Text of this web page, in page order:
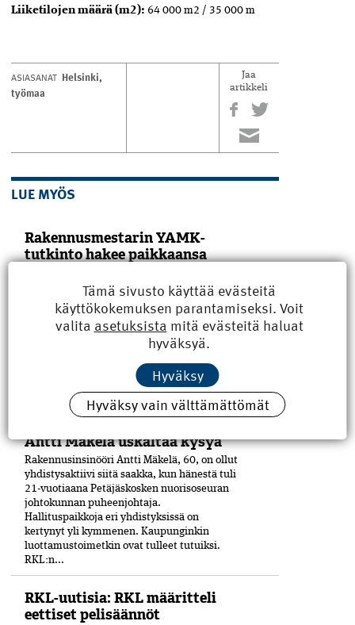
Liiketilojen määrä (m2): 64 000 m2 / 35 000 m
ASIASANAT Helsinki,
työmaa
Jaa
artikkeli
LUE MYÖS
Rakennusmestarin YAMK-
tutkinto hakee paikkaansa
rakennusalan ammattikorkeakoulujen
tutkintovastaavat ja opinto-ohjaajat.
Osallistujia puhutti etenkin
rakennusmestarin YAMK-tutkinto.
Koulutuspuolella rakennusmestarin
rooli on puhuttanut viime ­aikoina. ­
Antti Mäkelä uskaltaa kysyä
Rakennusinsinööri Antti Mäkelä, 60, on ollut
yhdistysaktiivi siitä saakka, kun hänestä tuli
21-vuo­tiaana Petäjäskosken nuoriso­seuran
johtokunnan puheenjohtaja.
Hallituspaikkoja eri yhdistyksissä on
kertynyt yli kymmenen. Kaupunginkin
luottamustoimetkin ovat tulleet tutuiksi.
RKL:n...
RKL-uutisia: RKL määritteli
eettiset pelisäännöt
Tämä sivusto käyttää evästeitä
käyttökokemuksen parantamiseksi. Voit
valita asetuksista mitä evästeitä haluat
hyväksyä.
Hyväksy
Hyväksy vain välttämättömät